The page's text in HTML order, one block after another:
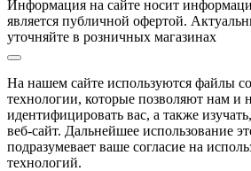
Информация на сайте носит
является публичной офертой.
уточняйте в розничных магазинах
На нашем сайте используются файлы
технологии, которые позволяют нам и
идентифицировать вас, а также
веб-сайт. Дальнейшее использование
подразумевает ваше согласие на
технологий.